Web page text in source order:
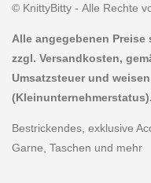
© KnittyBitty - Alle Rechte
Alle angegebenen Preise
zzgl. Versandkosten,
Umsatzsteuer und
(Kleinunternehmerstatus).
Bestrickendes, exklusive
Garne, Taschen und mehr